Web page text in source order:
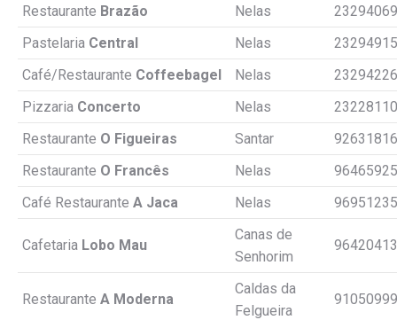
Restaurante Brazão Nelas
Pastelaria Central Nelas
Café/Restaurante Coffeebagel Nelas
Pizzaria Concerto Nelas
Restaurante O Figueiras Santar
Restaurante O Francês Nelas
Café Restaurante A Jaca Nelas
Cafetaria Lobo Mau
Canas de
Senhorim
Restaurante A Moderna
Caldas da
Felgueira